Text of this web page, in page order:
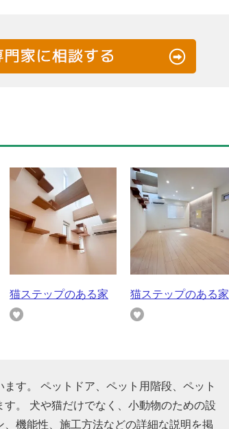
猫ステップのある家 猫ステップのある家
す。 ペットドア、ペット用階段、ペット
。 犬や猫だけでなく、小動物のための設
機能性、施工方法などの詳細な説明を掲